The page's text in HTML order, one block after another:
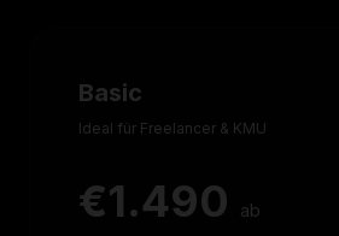
Basic
Ideal für Freelancer & KMU
€1.490 ab